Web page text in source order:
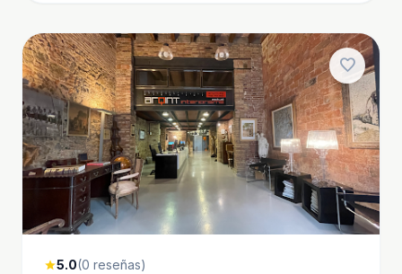
favorite
star5.0(0 reseñas)